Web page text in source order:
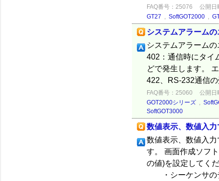
FAQ番号：25076
公開日
GT27 , SoftGOT2000 ,
システムアラーム
システムアラーム
402：通信時にタ
どで発生します。
422、RS-232通信
FAQ番号：25060
公開日
GOT2000シリーズ ,
SoftGOT3000
数値表示、数値入
数値表示、数値入
す。 画面作成ソフ
の値)を設定してく
・シーケンサの